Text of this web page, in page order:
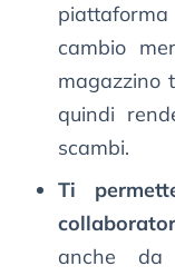
cambio
magazzino
quindi
scambi.
Ti
anche da